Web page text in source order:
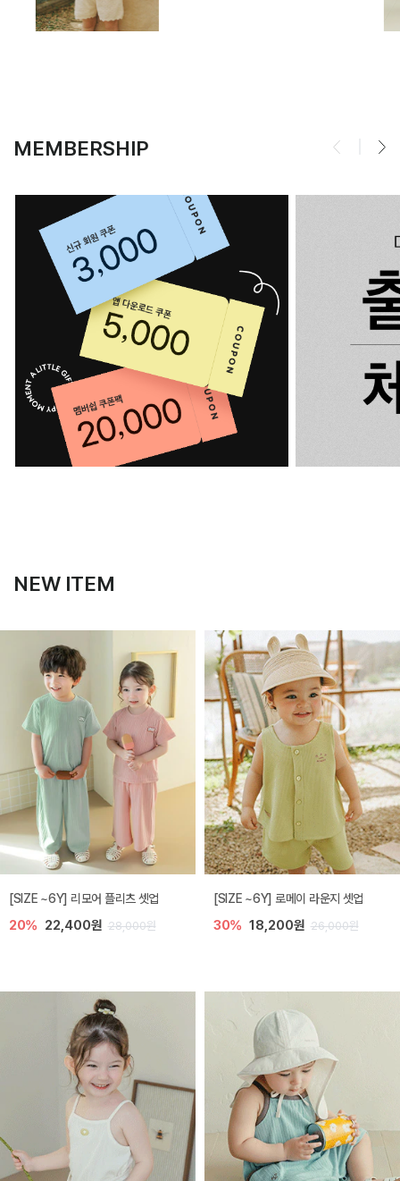
MEMBERSHIP
NEW ITEM
[SIZE ~6Y] 리모어 플리츠 셋업
20% 22,400원 28,000원
[SIZE ~6Y] 로메이 라운지 셋업
30% 18,200원 26,000원